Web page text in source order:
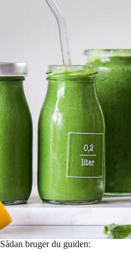
Sådan bruger du guiden: